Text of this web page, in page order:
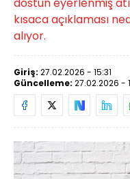
kısaca açıklaması
alıyor.
Giriş: 27.02.2026 - 15:31
Güncelleme: 27.02.2026 -